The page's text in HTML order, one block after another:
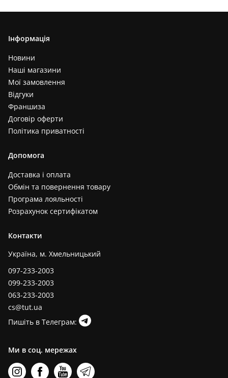
Інформація
Новини
Наші магазини
Мої замовлення
Відгуки
Франшиза
Договір оферти
Політика приватності
Допомога
Доставка і оплата
Обмін та повернення товару
Програма лояльності
Розрахунок сертифікатом
Контакти
Україна, м. Хмельницький
097-233-2003
099-233-2003
063-233-2003
cs@tut.ua
Пишіть в Телеграм:
Ми в соц. мережах